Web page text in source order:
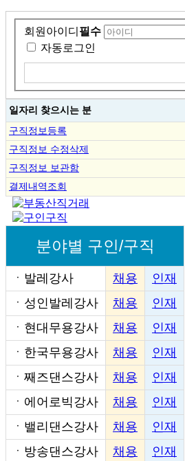
회원아이디 필수
자동로그인
일자리 찾으시는 분
구직정보등록
구직정보 수정삭제
구직정보 보관함
결제내역조회
분야별 구인/구직
ㆍ 발레강사 채용
인재
ㆍ 성인발레강사 채용
인재
ㆍ 현대무용강사 채용
인재
ㆍ 한국무용강사 채용
인재
ㆍ 째즈댄스강사 채용
인재
ㆍ 에어로빅강사 채용
인재
ㆍ 밸리댄스강사 채용
인재
ㆍ 방송댄스강사 채용
인재